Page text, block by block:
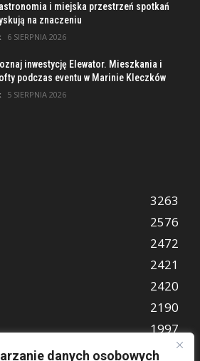
danych osobowych
i miejska przestrzeń spotkań
na znaczeniu
6 SIERPNIA 2026
inwestycję Elewator. Mieszkania i
podczas eventu w Marinie Kleczków
5 SIERPNIA 2026
3263
2576
2472
2421
2420
2190
1997
849